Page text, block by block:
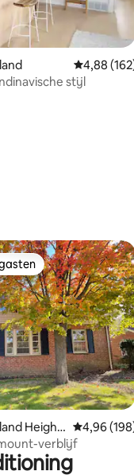
op 5, 709 recensies
4,88
stijl
op 5, 115 recensies
gasten
Height
4,96
Fairmount-verblijf